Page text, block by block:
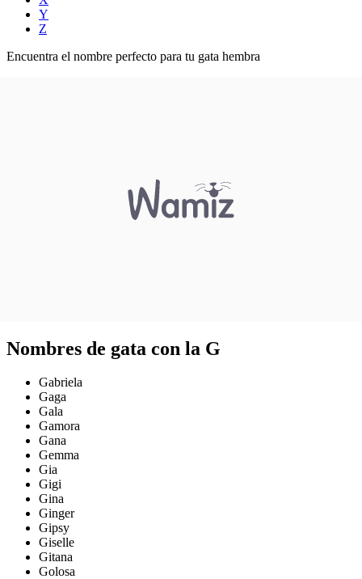
Y
Z
Encuentra el nombre perfecto para tu gata hembra
Nombres de gata con la G
Gabriela
Gaga
Gala
Gamora
Gana
Gemma
Gia
Gigi
Gina
Ginger
Gipsy
Giselle
Gitana
Golosa